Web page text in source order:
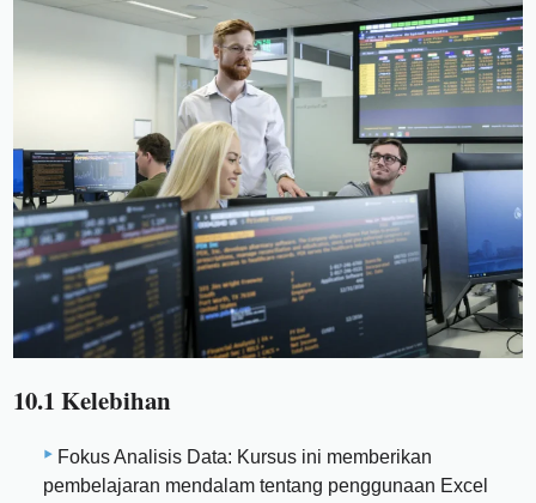
10.1 Kelebihan
Fokus Analisis Data: Kursus ini memberikan
pembelajaran mendalam tentang penggunaan Excel